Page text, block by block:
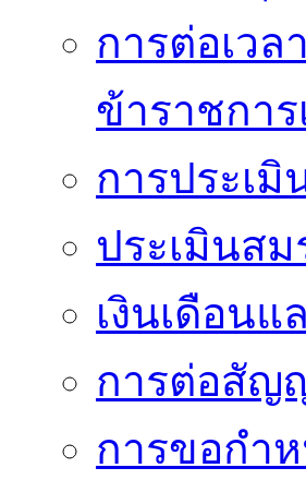
การต่อเว
ข้าราชกา
การประเมิ
ประเมินสม
เงินเดือน
การต่อสัญ
การขอกำ